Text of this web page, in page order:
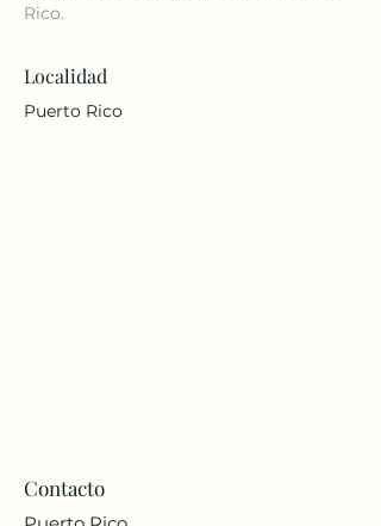
Rico.
Localidad
Puerto Rico
Contacto